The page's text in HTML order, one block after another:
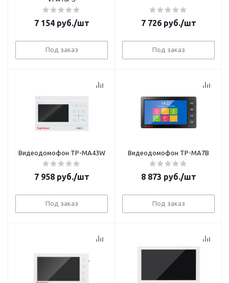
7 154руб./шт
Под заказ
7 726руб./шт
Под заказ
Видеодомофон TP-MA43W
7 958руб./шт
Под заказ
Видеодомофон TP-MA7B
8 873 руб./шт
Под заказ